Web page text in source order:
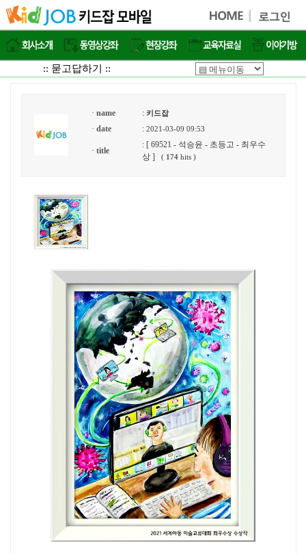
:: 묻고답하기 ::
· name : 키드잡
· date : 2021-03-09 09:53
· title
: [ 69521 - 석승윤 - 초등고 - 최우수
상 ]
( 174hits )